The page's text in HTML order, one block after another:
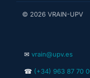
© 2026 VRAIN-UPV
✉ vrain@upv.es
☎ (+34) 963 87 70